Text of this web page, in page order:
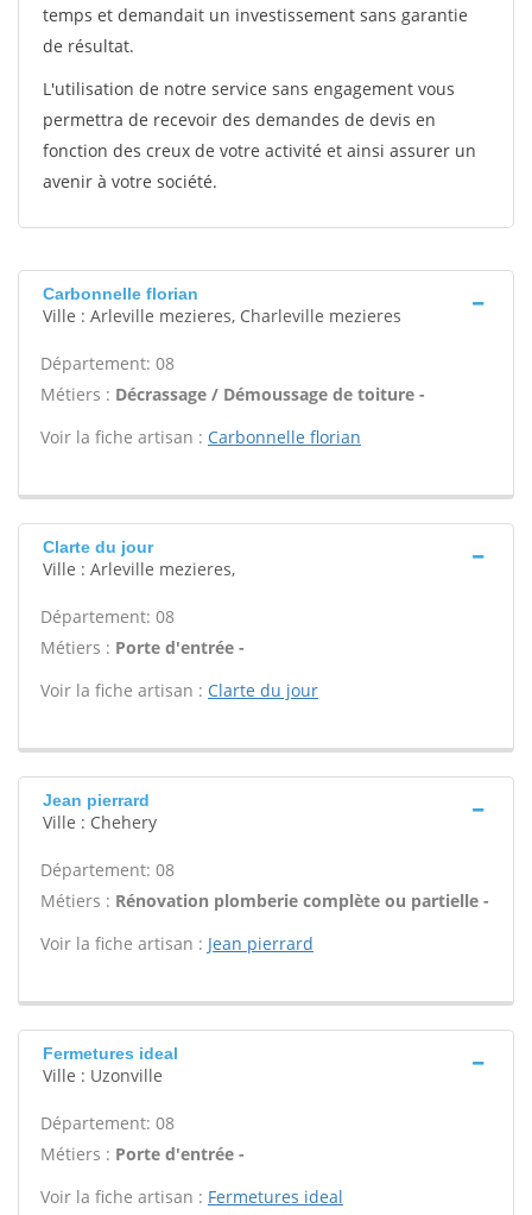
temps et demandait un investissement sans garantie
de résultat.
L'utilisation de notre service sans engagement vous
permettra de recevoir des demandes de devis en
fonction des creux de votre activité et ainsi assurer un
avenir à votre société.
Carbonnelle florian
Ville : Arleville mezieres, Charleville mezieres
Département: 08
Métiers : Décrassage / Démoussage de toiture -
Voir la fiche artisan : Carbonnelle florian
Clarte du jour
Ville : Arleville mezieres,
Département: 08
Métiers : Porte d'entrée -
Voir la fiche artisan : Clarte du jour
Jean pierrard
Ville : Chehery
Département: 08
Métiers : Rénovation plomberie complète ou partielle -
Voir la fiche artisan : Jean pierrard
Fermetures ideal
Ville : Uzonville
Département: 08
Métiers : Porte d'entrée -
Voir la fiche artisan : Fermetures ideal